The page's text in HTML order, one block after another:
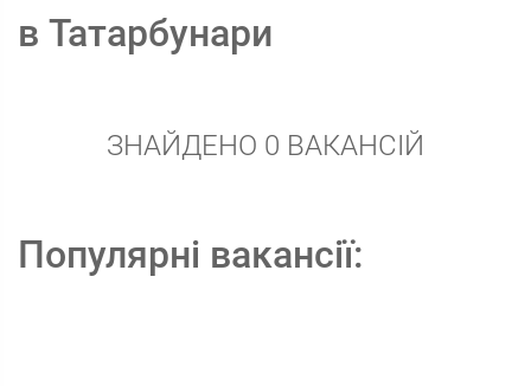
в Татарбунари
ЗНАЙДЕНО 0 ВАКАНСІЙ
Популярні вакансії: